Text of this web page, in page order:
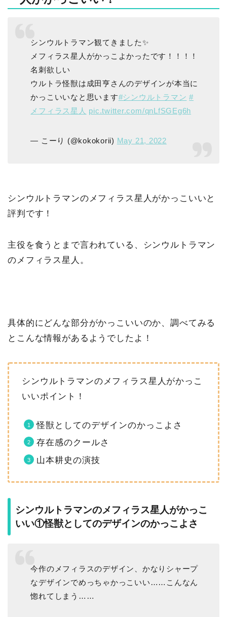
シンウルトラマン観てきました✨
メフィラス星人がかっこよかったです！！！！
名刺欲しい
ウルトラ怪獣は成田亨さんのデザインが本当に
かっこいいなと思います#シンウルトラマン #
メフィラス星人 pic.twitter.com/qnLfSGEg6h
— こーり (@kokokorii) May 21, 2022
シンウルトラマンのメフィラス星人がかっこいいと
評判です！
主役を食うとまで言われている、シンウルトラマン
のメフィラス星人。
具体的にどんな部分がかっこいいのか、調べてみる
とこんな情報があるようでしたよ！
シンウルトラマンのメフィラス星人がかっこ
いいポイント！
怪獣としてのデザインのかっこよさ
存在感のクールさ
山本耕史の演技
シンウルトラマンのメフィラス星人がかっこ
いい①怪獣としてのデザインのかっこよさ
今作のメフィラスのデザイン、かなりシャープ
なデザインでめっちゃかっこいい……こんなん
惚れてしまう……